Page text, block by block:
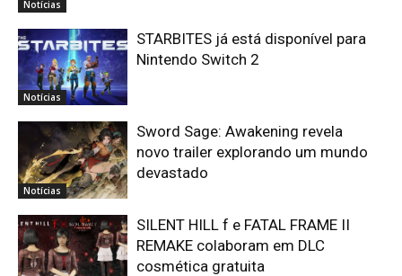
Notícias
Notícias
STARBITES já está disponível para
Nintendo Switch 2
Notícias
Sword Sage: Awakening revela
novo trailer explorando um mundo
devastado
SILENT HILL f e FATAL FRAME II
REMAKE colaboram em DLC
cosmética gratuita